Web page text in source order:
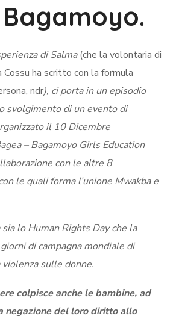
di Salma(che la volontaria di
Cossu ha scritto con la formula
ndr), ci porta in un episodio
svolgimento di un evento di
il 10 Dicembre
– Bagamoyo Girls Education
con le altre 8
le quali forma l’unione Mwakba e
sia lo Human Rights Day che la
di campagna mondiale di
sulle donne.
colpisce anche le bambine, ad
negazione del loro diritto allo